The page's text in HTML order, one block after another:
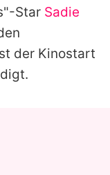
Star Sadie
der Kinostart